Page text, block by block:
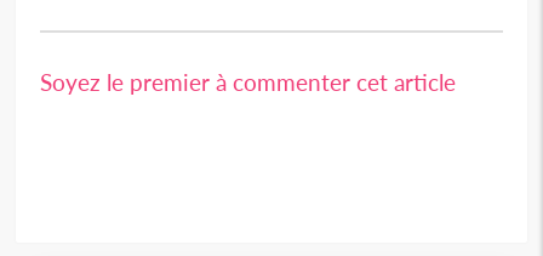
Soyez le premier à commenter cet article